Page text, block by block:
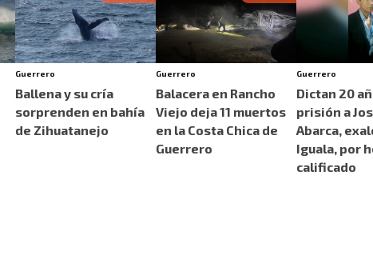
Guerrero
Ballena y su cría
sorprenden en bahía
de Zihuatanejo
Guerrero
Balacera en Rancho
Viejo deja 11 muertos
en la Costa Chica de
Guerrero
Guerrero
Dictan 20
prisión a
Abarca,
Iguala, por
calificado